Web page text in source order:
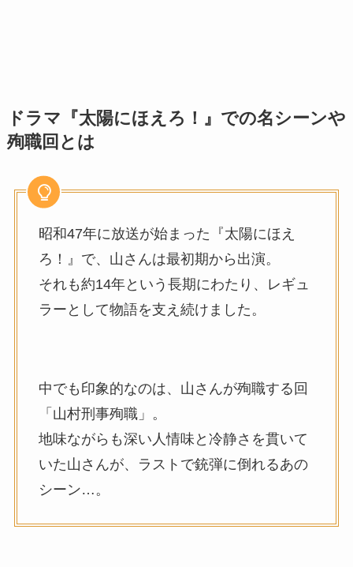
ドラマ『太陽にほえろ！』での名シーンや
殉職回とは
昭和47年に放送が始まった『太陽にほえ
ろ！』で、山さんは最初期から出演。
それも約14年という長期にわたり、レギュ
ラーとして物語を支え続けました。
中でも印象的なのは、山さんが殉職する回
「山村刑事殉職」。
地味ながらも深い人情味と冷静さを貫いて
いた山さんが、ラストで銃弾に倒れるあの
シーン…。